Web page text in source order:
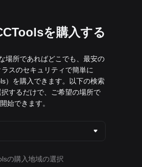
のエアドロップを受
を購入する
場所であればどこでも、最安の
スのセキュリティで簡単に
）を購入できます。以下の検索
するだけで、ご希望の場所で
始できます。
の購入地域の選択